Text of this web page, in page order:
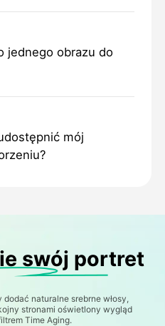
jednego obrazu do
mój
swój portret
naturalne srebrne włosy,
stronami oświetlony wygląd
Time Aging.